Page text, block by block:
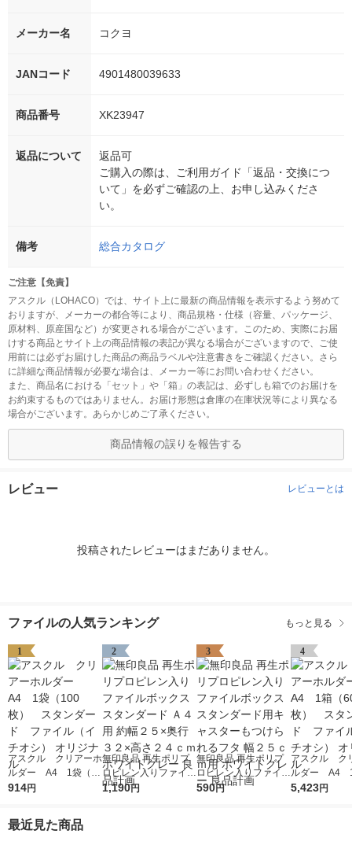
メーカー名 コクヨ
JANコード 4901480039633
商品番号 XK23947
返品について
返品可
ご購入の際は、ご利用ガイド「返品・交換につ
いて」を必ずご確認の上、お申し込みくださ
い。
備考 総合カタログ
ご注意【免責】
アスクル（LOHACO）では、サイト上に最新の商品情報を表示するよう努めて
おりますが、メーカーの都合等により、商品規格・仕様（容量、パッケージ、
原材料、原産国など）が変更される場合がございます。このため、実際にお届
けする商品とサイト上の商品情報の表記が異なる場合がございますので、ご使
用前には必ずお届けした商品の商品ラベルや注意書きをご確認ください。さら
に詳細な商品情報が必要な場合は、メーカー等にお問い合わせください。
また、商品名における「セット」や「箱」の表記は、必ずしも箱でのお届けを
お約束するものではありません。お届け形態は倉庫の在庫状況等により異なる
場合がございます。あらかじめご了承ください。
商品情報の誤りを報告する
レビュー レビューとは
投稿されたレビューはまだありません。
ファイルの人気ランキング もっと見る
1
アスクル クリアーホ
ルダー A4 1袋（10
0枚） スタンダー
914円
2
無印良品 再生ポリプ
ロピレン入りファイル
ボックススタンダード
1,190円
3
無印良品 再生ポリプ
ロピレン入りファイル
ボックススタンダード
590円
4
アスクル ク
ルダー A4
0枚） スタ
5,423円
最近見た商品